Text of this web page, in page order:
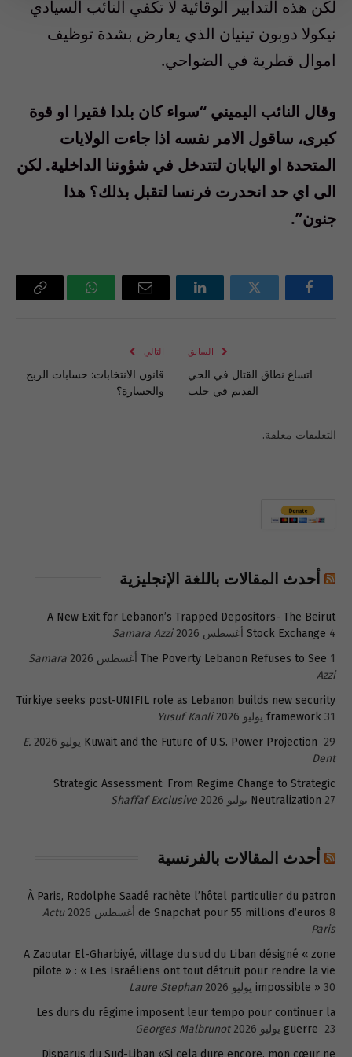
لكن هذه التدابير الوقائية لا تكفي النائب السيادي
نيكولا دوبون تينيان الذي يعارض بشدة توظيف
اموال قطرية في الضواحي.
وقال النائب اليميني “سواء كان بلدا فقيرا او قوة
كبرى، ساقول الامر نفسه اذا جاءت الولايات
المتحدة او اليابان لتتدخل في شؤوننا الداخلية. لكن
الى اي حد انحدرت فرنسا لتقبل بذلك؟ هذا
جنون”.
فيسبوك تويتر لينكدإن
البريد
واتساب Copy
السابق
اتساع نطاق القتال في الحي
القديم في حلب
التالي
قانون الانتخابات: حسابات الربح
والخسارة؟
التعليقات مغلقة.
أحدث المقالات باللغة الإنجليزية
A New Exit for Lebanon’s Trapped Depositors- The Beirut
Stock Exchange 4 أغسطس 2026
Samara Azzi
The Poverty Lebanon Refuses to See 1 أغسطس 2026
Samara
Azzi
Türkiye seeks post-UNIFIL role as Lebanon builds new security
framework 31 يوليو 2026
Yusuf Kanli
Kuwait and the Future of U.S. Power Projection 29 يوليو 2026
E.
Dent
Strategic Assessment: From Regime Change to Strategic
Neutralization 27 يوليو 2026 Shaffaf Exclusive
أحدث المقالات بالفرنسية
À Paris, Rodolphe Saadé rachète l’hôtel particulier du patron
de Snapchat pour 55 millions d’euros 8 أغسطس 2026
Actu
Paris
A Zaoutar El-Gharbiyé, village du sud du Liban désigné « zone
pilote » : « Les Israéliens ont tout détruit pour rendre la vie
impossible » 30 يوليو 2026
Laure Stephan
Les durs du régime imposent leur tempo pour continuer la
guerre 23 يوليو 2026
Georges Malbrunot
Disparus du Sud-Liban «Si cela dure encore, mon cœur ne